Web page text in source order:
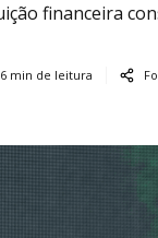
financeira
6 min de leitura